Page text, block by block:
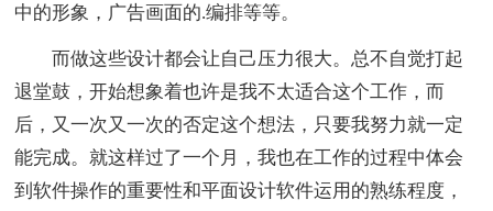
中的形象，广告画面的.编排等等。
而做这些设计都会让自己压力很大。总不自觉打起
退堂鼓，开始想象着也许是我不太适合这个工作，而
后，又一次又一次的否定这个想法，只要我努力就一定
能完成。就这样过了一个月，我也在工作的过程中体会
到软件操作的重要性和平面设计软件运用的熟练程度，